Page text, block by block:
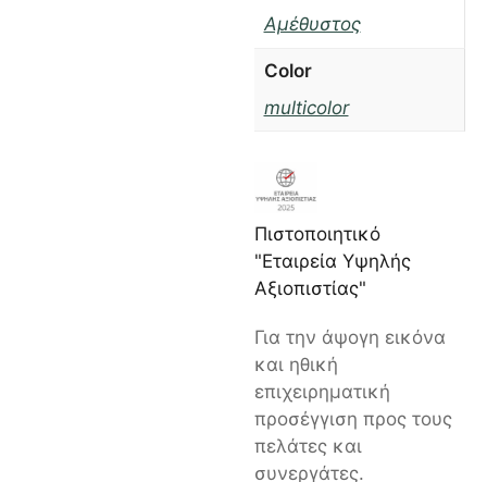
Αμέθυστος
Color
multicolor
Πιστοποιητικό
"Εταιρεία Υψηλής
Αξιοπιστίας"
Για την άψογη εικόνα
και ηθική
επιχειρηματική
προσέγγιση προς τους
πελάτες και
συνεργάτες.